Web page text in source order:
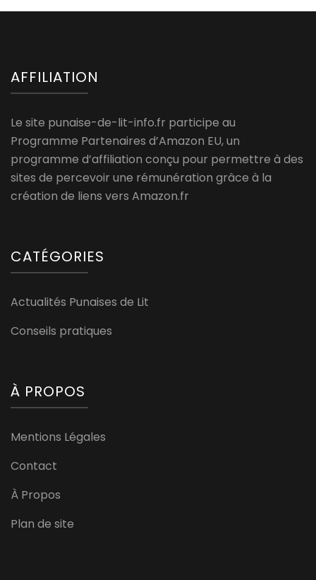
AFFILIATION
Le site punaise-de-lit-info.fr participe au
Programme Partenaires d’Amazon EU, un
programme d’affiliation conçu pour permettre à des
sites de percevoir une rémunération grâce à la
création de liens vers Amazon.fr
CATÉGORIES
Actualités Punaises de Lit
Conseils pratiques
À PROPOS
Mentions Légales
Contact
À Propos
Plan de site